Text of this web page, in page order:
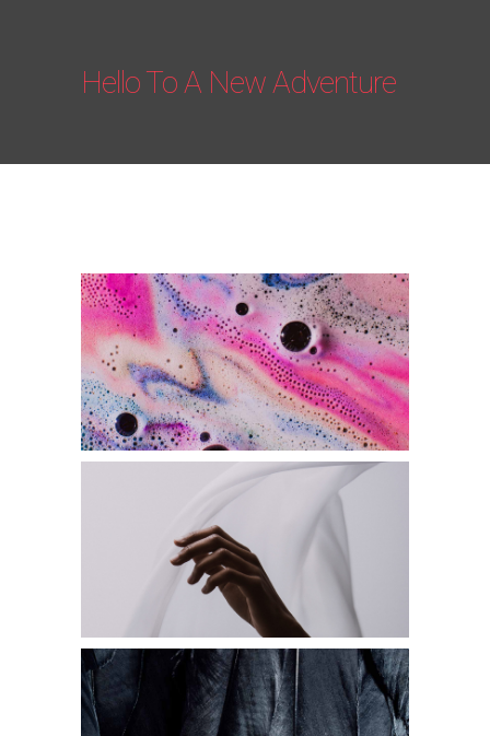
Hello To A New Adventure